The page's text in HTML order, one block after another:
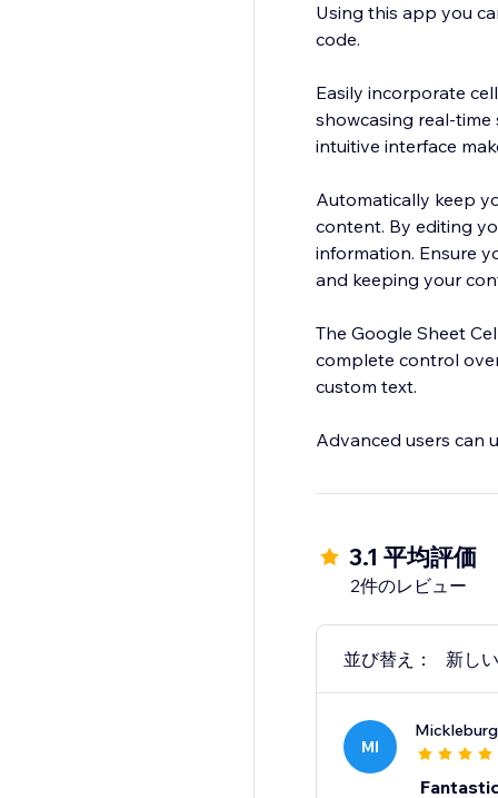
Using this app you
code.
Easily incorporate
showcasing real-
intuitive interface
Automatically keep
content. By editing
information. Ensure
and keeping your
The Google Sheet
complete control
custom text.
Advanced users can
3.1 平均評価
2件のレビュー
並び替え： 新し
MI